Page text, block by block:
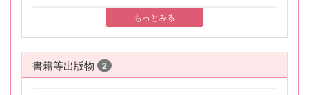
もっとみる
書籍等出版物 2